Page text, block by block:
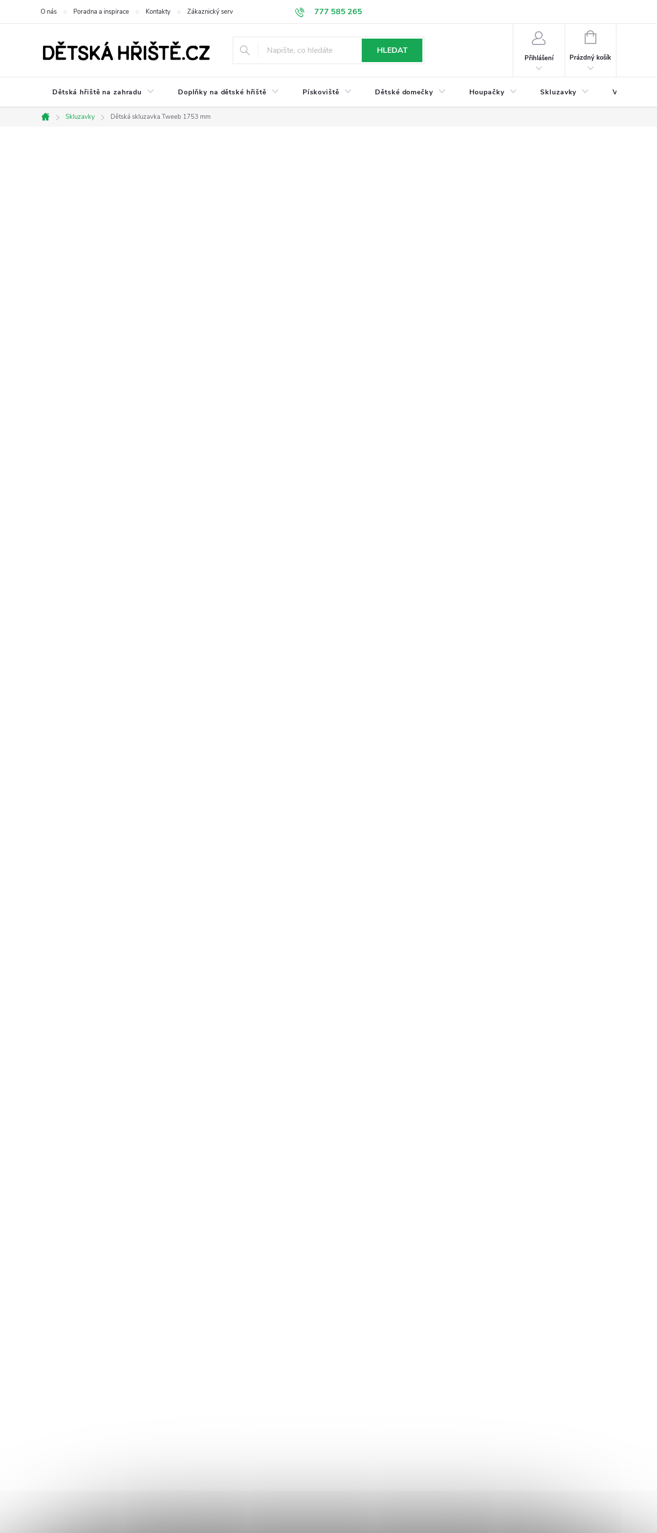
777 585 265
O nás Poradna a inspirace Kontakty Zákaznický servis Doprava a platba Obchodní podmínky
HLEDAT
Přihlášení
NÁKUPNÍ
Prázdný košík
Dětská hřiště na zahradu Doplňky na dětské hřiště Pískoviště Dětské domečky Houpačky Skluzavky Veřejná
Domů
Skluzavky Dětská skluzavka Tweeb 1753 mm